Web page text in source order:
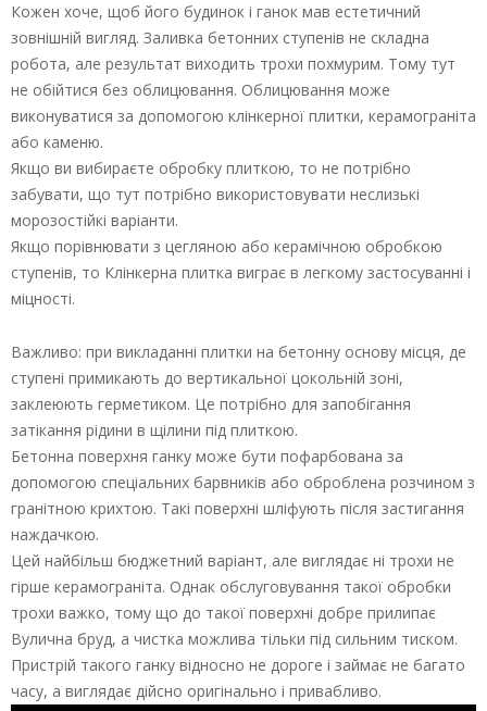
Кожен хоче, щоб його будинок і ганок мав естетичний
зовнішній вигляд. Заливка бетонних ступенів не складна
робота, але результат виходить трохи похмурим. Тому тут
не обійтися без облицювання. Облицювання може
виконуватися за допомогою клінкерної плитки, керамограніта
або каменю.
Якщо ви вибираєте обробку плиткою, то не потрібно
забувати, що тут потрібно використовувати неслизькі
морозостійкі варіанти.
Якщо порівнювати з цегляною або керамічною обробкою
ступенів, то Клінкерна плитка виграє в легкому застосуванні і
міцності.
Важливо: при викладанні плитки на бетонну основу місця, де
ступені примикають до вертикальної цокольній зоні,
заклеюють герметиком. Це потрібно для запобігання
затікання рідини в щілини під плиткою.
Бетонна поверхня ганку може бути пофарбована за
допомогою спеціальних барвників або оброблена розчином з
гранітною крихтою. Такі поверхні шліфують після застигання
наждачкою.
Цей найбільш бюджетний варіант, але виглядає ні трохи не
гірше керамограніта. Однак обслуговування такої обробки
трохи важко, тому що до такої поверхні добре прилипає
Вулична бруд, а чистка можлива тільки під сильним тиском.
Пристрій такого ганку відносно не дороге і займає не багато
часу, а виглядає дійсно оригінально і привабливо.